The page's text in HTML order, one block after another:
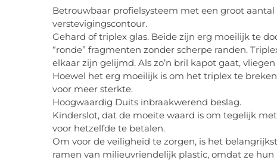
Betrouwbaar profielsysteem met een groot
verstevigingscontour.
Gehard of triplex glas. Beide zijn erg moeilijk te
“ronde” fragmenten zonder scherpe randen.
elkaar zijn gelijmd. Als zo’n bril kapot gaat,
Hoewel het erg moeilijk is om het triplex te
voor meer sterkte.
Hoogwaardig Duits inbraakwerend beslag.
Kinderslot, dat de moeite waard is om tegelijk
voor hetzelfde te betalen.
Om voor de veiligheid te zorgen, is het
ramen van milieuvriendelijk plastic, omdat ze